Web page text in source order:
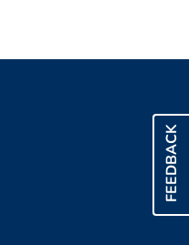
FEEDBACK